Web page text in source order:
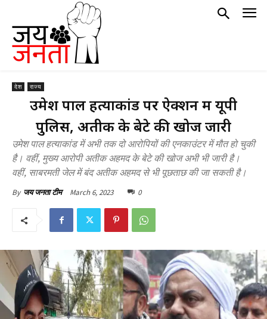
देश राज्य
उमेश पाल हत्याकांड पर ऐक्शन में यूपी
पुलिस, अतीक के बेटे की खोज जारी
उमेश पाल हत्याकांड में अभी तक दो आरोपियों की एनकाउंटर में मौत हो चुकी
है। वहीं, मुख्य आरोपी अतीक अहमद के बेटे की खोज अभी भी जारी है।
वहीं, साबरमती जेल में बंद अतीक अहमद से भी पूछताछ की जा सकती है।
By जय जनता टीम March 6, 2023 0